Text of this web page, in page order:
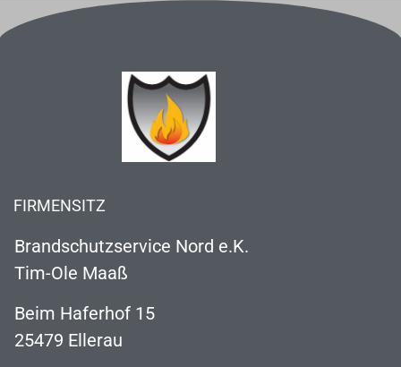
FIRMENSITZ
Brandschutzservice Nord e.K.
Tim-Ole Maaß
Beim Haferhof 15
25479 Ellerau